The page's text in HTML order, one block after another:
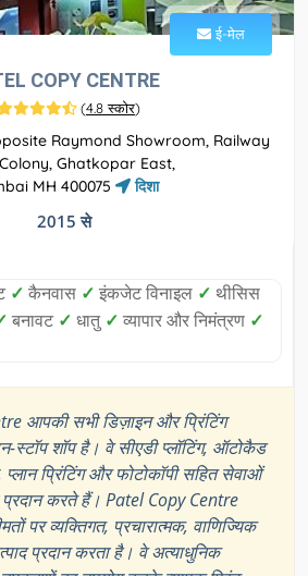
ई-मेल
COPY CENTRE
(4.8 स्कोर)
Raymond Showroom, Railway
Ghatkopar East,
MH 400075
दिशा
2015 से
✓ कैनवास ✓ इंकजेट विनाइल ✓ थीसिस
बनावट ✓ धातु ✓ व्यापार और निमंत्रण ✓
आपकी सभी डिज़ाइन और प्रिंटिंग
शॉप है। वे सीएडी प्लॉटिंग, ऑटोकैड
प्लान प्रिंटिंग और फोटोकॉपी सहित सेवाओं
करते हैं। Patel Copy Centre
पर व्यक्तिगत, प्रचारात्मक, वाणिज्यिक
प्रदान करता है। वे अत्याधुनिक